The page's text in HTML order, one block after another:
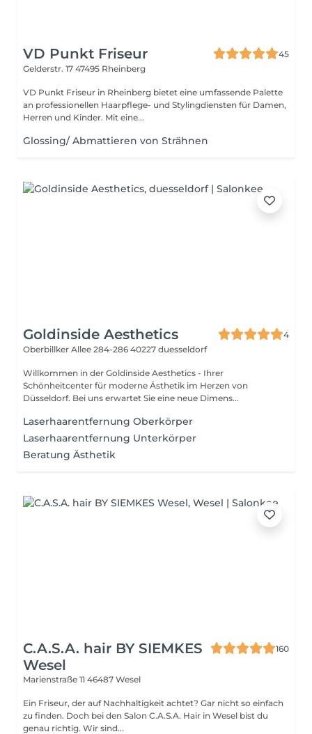
VD Punkt Friseur
45
Gelderstr. 17 47495 Rheinberg
VD Punkt Friseur in Rheinberg bietet eine umfassende Palette
an professionellen Haarpflege- und Stylingdiensten für Damen,
Herren und Kinder. Mit eine...
Glossing/ Abmattieren von Strähnen
Goldinside Aesthetics
4
Oberbillker Allee 284-286 40227 duesseldorf
Willkommen in der Goldinside Aesthetics - Ihrer
Schönheitcenter für moderne Ästhetik im Herzen von
Düsseldorf. Bei uns erwartet Sie eine neue Dimens...
Laserhaarentfernung Oberkörper
Laserhaarentfernung Unterkörper
Beratung Ästhetik
C.A.S.A. hair BY SIEMKES
Wesel
160
Marienstraße 11 46487 Wesel
Ein Friseur, der auf Nachhaltigkeit achtet? Gar nicht so einfach
zu finden. Doch bei den Salon C.A.S.A. Hair in Wesel bist du
genau richtig. Wir sind...